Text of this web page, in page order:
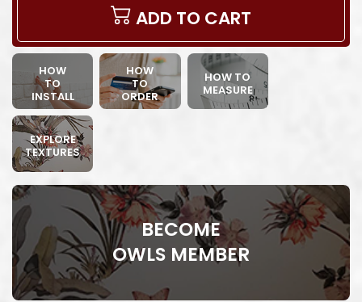
ADD TO CART
HOW
TO
INSTALL
HOW
TO
ORDER
HOW TO
MEASURE
EXPLORE
TEXTURES
BECOME
OWLS MEMBER